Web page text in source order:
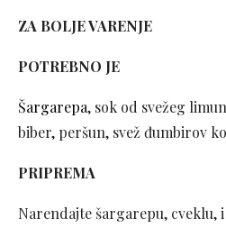
ZA BOLJE VARENJE
POTREBNO JE
Šargarepa, sok od svežeg
biber, peršun, svež đumbirov
PRIPREMA
Narendajte šargarepu, cveklu,